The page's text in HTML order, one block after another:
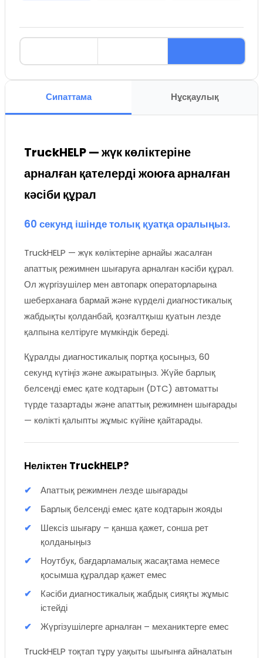
Сипаттама Нұсқаулық
TruckHELP — жүк көліктеріне
арналған қателерді жоюға арналған
кәсіби құрал
60 секунд ішінде толық қуатқа оралыңыз.
TruckHELP — жүк көліктеріне арнайы жасалған
апаттық режимнен шығаруға арналған кәсіби құрал.
Ол жүргізушілер мен автопарк операторларына
шеберханаға бармай және күрделі диагностикалық
жабдықты қолданбай, қозғалтқыш қуатын лезде
қалпына келтіруге мүмкіндік береді.
Құралды диагностикалық портқа қосыңыз, 60
секунд күтіңіз және ажыратыңыз. Жүйе барлық
белсенді емес қате кодтарын (DTC) автоматты
түрде тазартады және апаттық режимнен шығарады
— көлікті қалыпты жұмыс күйіне қайтарады.
Неліктен TruckHELP?
Апаттық режимнен лезде шығарады
Барлық белсенді емес қате кодтарын жояды
Шексіз шығару – қанша қажет, сонша рет
қолданыңыз
Ноутбук, бағдарламалық жасақтама немесе
қосымша құралдар қажет емес
Кәсіби диагностикалық жабдық сияқты жұмыс
істейді
Жүргізушілерге арналған – механиктерге емес
TruckHELP тоқтап тұру уақыты шығынға айналатын